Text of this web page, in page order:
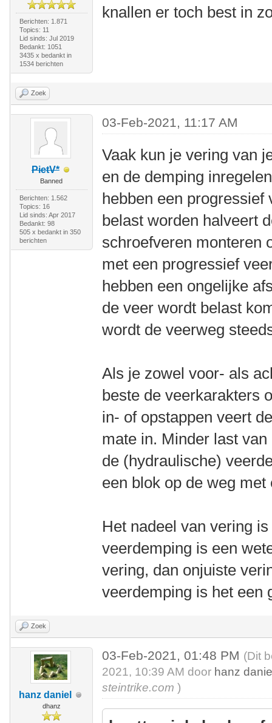
Berichten: 1.871
Topics: 11
Lid sinds: Jul 2019
Bedankt: 1051
3435 x bedankt in
1534 berichten
knallen er toch best in
Zoek
PietV*
Banned
Berichten: 1.562
Topics: 16
Lid sinds: Apr 2017
Bedankt: 98
505 x bedankt in 350
berichten
03-Feb-2021, 11:17 AM
Vaak kun je vering van
en de demping
hebben een
belast worden halveert
schroefveren monteren
met een progressief
hebben een ongelijke
de veer wordt belast
wordt de veerweg
Als je zowel voor- als
beste de veerkarakters
in- of opstappen veert
mate in. Minder last
de (hydraulische)
een blok op de weg
Het nadeel van vering
veerdemping is een
vering, dan onjuiste
veerdemping is het een
Zoek
hanz daniel
dhanz
03-Feb-2021, 01:48 PM (Dit
2021, 10:39 AM door hanz
steintrike.com )